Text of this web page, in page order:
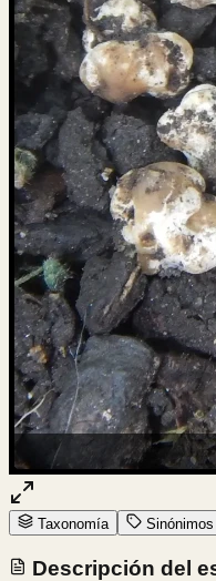
Taxonomía Sinónimos
Descripción del